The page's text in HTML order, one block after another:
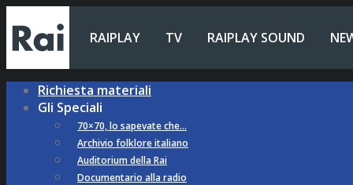
RAIPLAY TV RAIPLAY SOUND
Richiesta materiali
Gli Speciali
70×70, lo sapevate che…
Archivio folklore italiano
Auditorium della Rai
Documentario alla radio